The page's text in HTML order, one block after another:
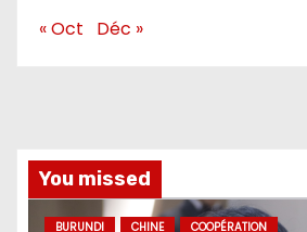
« Oct Déc »
You missed
BURUNDI CHINE COOPÉRATION